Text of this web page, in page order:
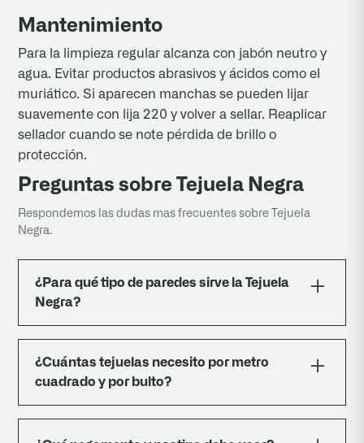
Mantenimiento
Para la limpieza regular alcanza con jabón neutro y
agua. Evitar productos abrasivos y ácidos como el
muriático. Si aparecen manchas se pueden lijar
suavemente con lija 220 y volver a sellar. Reaplicar
sellador cuando se note pérdida de brillo o
protección.
Preguntas sobre Tejuela Negra
Respondemos las dudas mas frecuentes sobre Tejuela
Negra.
¿Para qué tipo de paredes sirve la Tejuela
Negra?
exteriores: living, frente de casa, halls, locales
comerciales, restaurantes, fondos de TV,
¿Cuántas tejuelas necesito por metro
cuadrado y por bulto?